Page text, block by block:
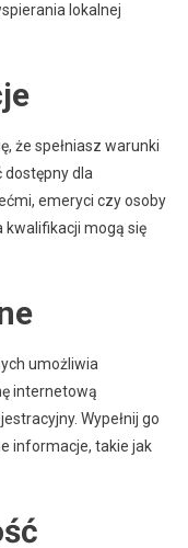
–
lokalnej
że spełniasz warunki
dostępny dla
emeryci czy osoby
kwalifikacji mogą się
umożliwia
internetową
Wypełnij go
informacje, takie jak